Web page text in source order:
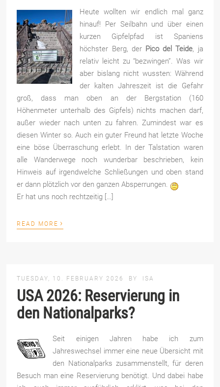
Heute wollten wir endlich mal ganz
hinauf! Per Seilbahn und über einen
kurzen Gipfelpfad ist Spaniens
höchster Berg, der Pico del Teide, ja
relativ leicht zu “bezwingen”. Was wir
aber bislang nicht wussten: Während
der kalten Jahreszeit ist die Gefahr
groß, dass man oben an der Bergstation (160
Höhenmeter unterhalb des Gipfels) nichts machen darf,
außer wieder nach unten zu fahren. Zumindest war es
diesen Winter so. Auch ein guter Freund hat letzte Woche
eine böse Überraschung erlebt. In der Talstation waren
alle Wanderwege noch wunderbar beschrieben, kein
Hinweis auf irgendwelche Schließungen und oben stand
er dann plötzlich vor den ganzen Absperrungen.
Er hat uns noch rechtzeitig […]
READ MORE ›
TUESDAY, 10. FEBRUARY 2026 BY ISA
USA 2026: Reservierung in
den Nationalparks?
Seit einigen Jahren habe ich zum
Jahreswechsel immer eine neue Übersicht mit
den Nationalparks zusammenstellt, für deren
Besuch man eine Reservierung benötigt. Und dabei habe